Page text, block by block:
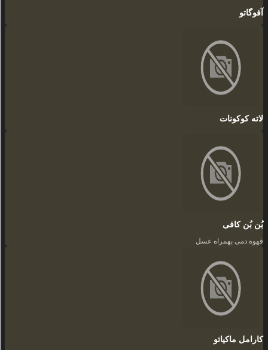
آفوگاتو
لاته کوکونات
بُن بُن‌ کافی
قهوه دمی بهمراه عسل
کارامل ماکیاتو